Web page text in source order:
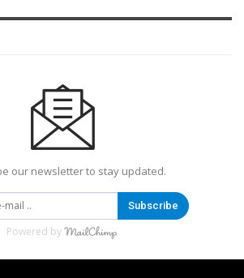
our newsletter to stay updated.
Subscribe
Powered by